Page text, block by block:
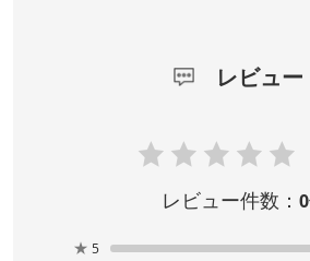
レビュー
レビュー件数： 0
★ 5